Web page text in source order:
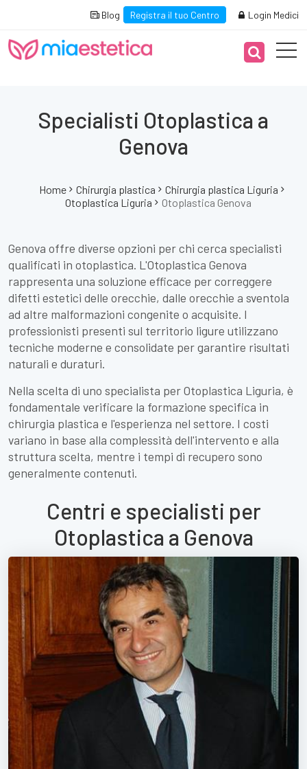
Blog Registra il tuo Centro Login Medici
Specialisti Otoplastica a
Genova
Home Chirurgia plastica
Chirurgia plastica Liguria
Otoplastica Liguria
Otoplastica Genova
Genova offre diverse opzioni per chi cerca specialisti
qualificati in otoplastica. L'Otoplastica Genova
rappresenta una soluzione efficace per correggere
difetti estetici delle orecchie, dalle orecchie a sventola
ad altre malformazioni congenite o acquisite. I
professionisti presenti sul territorio ligure utilizzano
tecniche moderne e consolidate per garantire risultati
naturali e duraturi.
Nella scelta di uno specialista per Otoplastica Liguria, è
fondamentale verificare la formazione specifica in
chirurgia plastica e l'esperienza nel settore. I costi
variano in base alla complessità dell'intervento e alla
struttura scelta, mentre i tempi di recupero sono
generalmente contenuti.
Centri e specialisti per
Otoplastica a Genova